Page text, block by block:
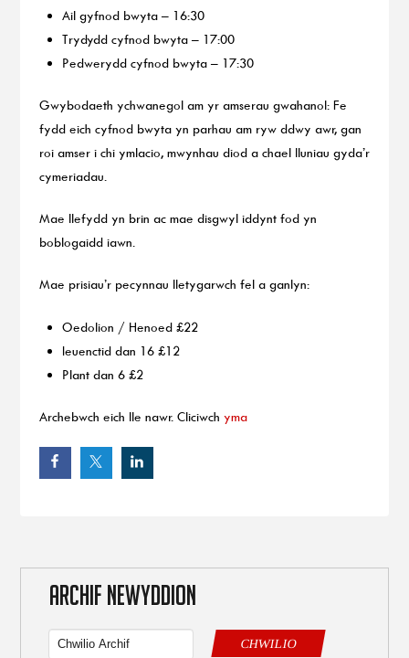
Ail gyfnod bwyta – 16:30
Trydydd cyfnod bwyta – 17:00
Pedwerydd cyfnod bwyta – 17:30
Gwybodaeth ychwanegol am yr amserau gwahanol: Fe
fydd eich cyfnod bwyta yn parhau am ryw ddwy awr, gan
roi amser i chi ymlacio, mwynhau diod a chael lluniau gyda’r
cymeriadau.
Mae llefydd yn brin ac mae disgwyl iddynt fod yn
boblogaidd iawn.
Mae prisiau’r pecynnau lletygarwch fel a ganlyn:
Oedolion / Henoed £22
Ieuenctid dan 16 £12
Plant dan 6 £2
Archebwch eich lle nawr. Cliciwch yma
ARCHIF NEWYDDION
CHWILIO